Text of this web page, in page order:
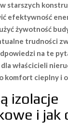
starszych
efektywność
żywotność
trudności
na te
właścicieli
komfort cieplny i
izolacje
i jak